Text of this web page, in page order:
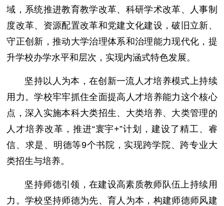
域，系统推进教育教学改革、科研学术改革、人事制
度改革、资源配置改革和党建文化建设，破旧立新、
守正创新，推动大学治理体系和治理能力现代化，提
升学校办学水平和层次，实现内涵式特色发展。
坚持以人为本，在创新一流人才培养模式上持续
用力。学校牢牢抓住全面提高人才培养能力这个核心
点，深入实施本科大类招生、大类培养、大类管理的
人才培养改革，推进“寰宇+”计划，建设了精工、睿
信、求是、明德等9个书院，实现跨学院、跨专业大
类招生与培养。
坚持师德引领，在建设高素质教师队伍上持续用
力。学校坚持师德为先、育人为本，构建师德师风建